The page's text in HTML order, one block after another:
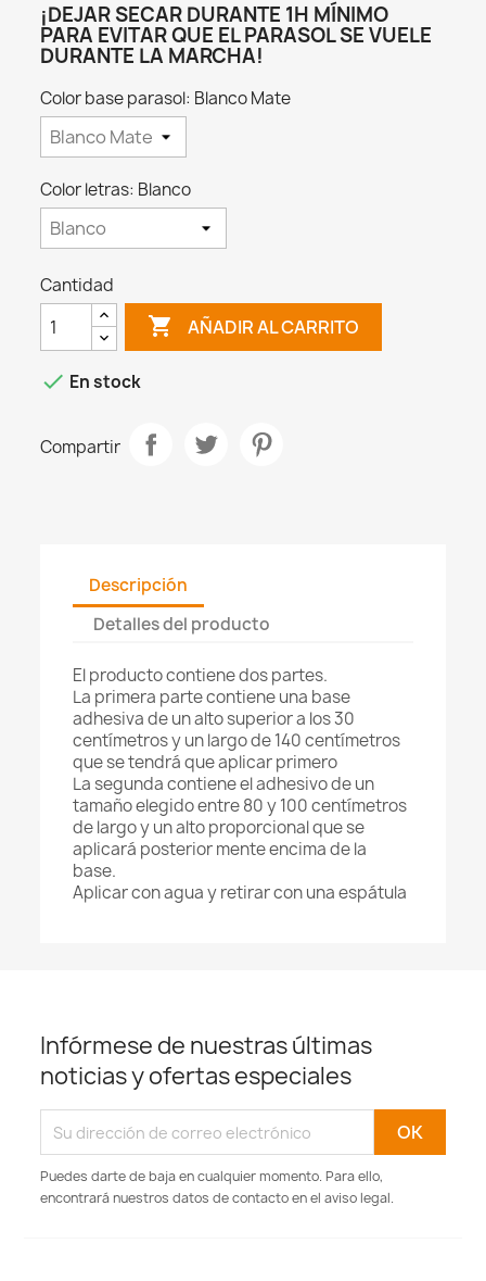
¡DEJAR SECAR DURANTE 1H MÍNIMO
PARA EVITAR QUE EL PARASOL SE VUELE
DURANTE LA MARCHA!
Color base parasol: Blanco Mate
Color letras: Blanco
Cantidad
 AÑADIR AL CARRITO
 En stock
Compartir
Descripción
Detalles del producto
El producto contiene dos partes.
La primera parte contiene una base
adhesiva de un alto superior a los 30
centímetros y un largo de 140 centímetros
que se tendrá que aplicar primero
La segunda contiene el adhesivo de un
tamaño elegido entre 80 y 100 centímetros
de largo y un alto proporcional que se
aplicará posterior mente encima de la
base.
Aplicar con agua y retirar con una espátula
Infórmese de nuestras últimas
noticias y ofertas especiales
Puedes darte de baja en cualquier momento. Para ello,
encontrará nuestros datos de contacto en el aviso legal.